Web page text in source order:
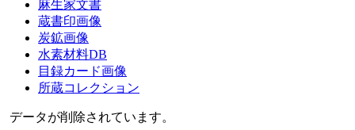
麻生家文書
蔵書印画像
炭鉱画像
水素材料DB
目録カード画像
所蔵コレクション
データが削除されています。